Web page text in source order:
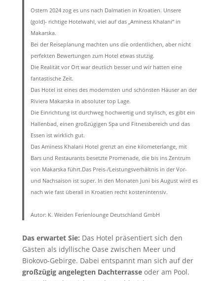
Ostern 2024 zog es uns nach Dalmatien in Kroatien. Unsere
(gold)- richtige Hotelwahl, viel auf das „Aminess Khalani“ in
Makarska.
Bei der Reiseplanung machten uns die ordentlichen, aber nicht
perfekten Bewertungen zum Hotel etwas stutzig.
Die Realität vor Ort war deutlich besser und wir hatten eine
fantastische Zeit.
Das Hotel ist eines des modernsten und schönsten Häuser an der
Riviera Makarska in absoluter top Lage.
Die Einrichtung ist durchweg hochwertig und stylisch, es gibt ein
Hallenbad, einen großzügigen Spa und Fitnessbereich und das
Essen ist wirklich gut.
Das Aminess Khalani Hotel grenzt an eine kilometerlange, mit
Bars und Restaurants besetzte Promenade, die bis ins Zentrum
von Makarska führt.Das Preis-/Leistungsverhältnis in der Vor-
und Nachsaison ist super. In den Monaten Juni bis August wird es
nach wie fast überall in Kroatien recht kostenintensiv.
Autor: K. Weiden Ferienlounge Deutschland GmbH
Das erwartet Sie: Das Hotel präsentiert sich den
Gästen als idyllische Oase zwischen Meer und
Biokovo-Gebirge. Dabei entspannt man sich auf der
großzügig angelegten Dachterrasseoder am Pool.